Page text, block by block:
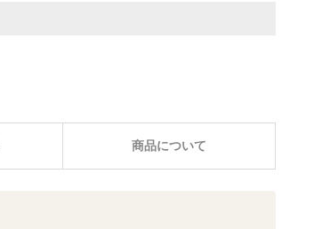
商品について